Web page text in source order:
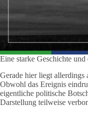
Eine starke Geschichte
Gerade hier liegt allerdings
Obwohl das Ereignis
eigentliche politische
Darstellung teilweise